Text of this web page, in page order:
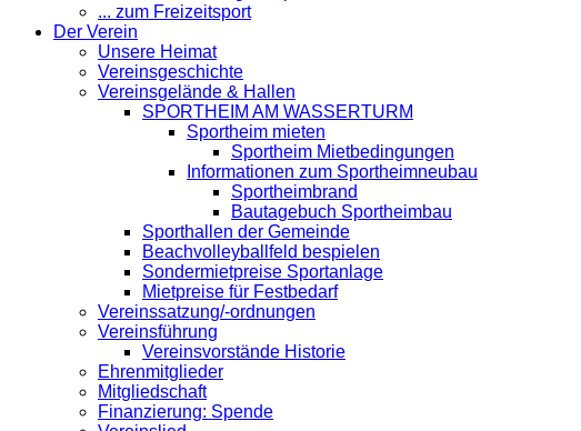
... zum Freizeitsport
Der Verein
Unsere Heimat
Vereinsgeschichte
Vereinsgelände & Hallen
SPORTHEIM AM WASSERTURM
Sportheim mieten
Sportheim Mietbedingungen
Informationen zum Sportheimneubau
Sportheimbrand
Bautagebuch Sportheimbau
Sporthallen der Gemeinde
Beachvolleyballfeld bespielen
Sondermietpreise Sportanlage
Mietpreise für Festbedarf
Vereinssatzung/-ordnungen
Vereinsführung
Vereinsvorstände Historie
Ehrenmitglieder
Mitgliedschaft
Finanzierung: Spende